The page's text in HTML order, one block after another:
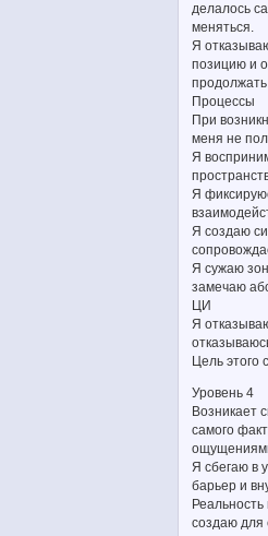
делалось
меняться.
Я
позицию и
Процессы
При
меня не
Я
Я
Я создаю
Я сужаю
замечаю
ЦИ
Я
Цель этого
Уровень 4
Возникает
самого
Я сбегаю в
барьер и
создаю для